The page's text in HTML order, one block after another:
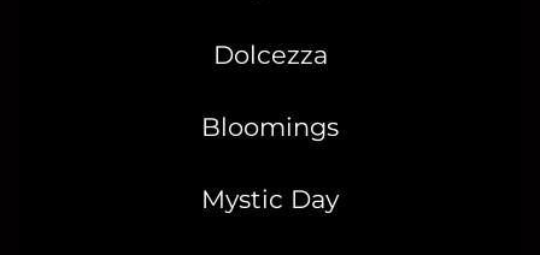
Dolcezza
Bloomings
Mystic Day